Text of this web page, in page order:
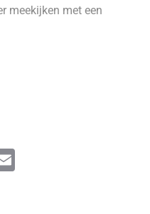
meekijken met een